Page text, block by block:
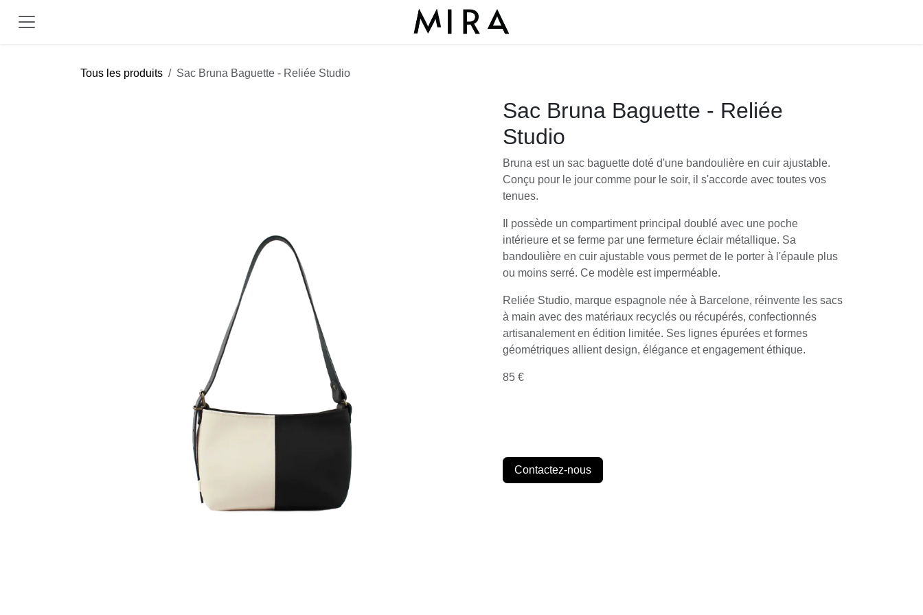
Tous les produits Sac Bruna Baguette - Reliée Studio
Sac Bruna Baguette - Reliée
Studio
Bruna est un sac baguette doté d'une bandoulière en cuir ajustable.
Conçu pour le jour comme pour le soir, il s'accorde avec toutes vos
tenues.
Il possède un compartiment principal doublé avec une poche
intérieure et se ferme par une fermeture éclair métallique. Sa
bandoulière en cuir ajustable vous permet de le porter à l'épaule plus
ou moins serré. Ce modèle est imperméable.
Reliée Studio, marque espagnole née à Barcelone, réinvente les sacs
à main avec des matériaux recyclés ou récupérés, confectionnés
artisanalement en édition limitée. Ses lignes épurées et formes
géométriques allient design, élégance et engagement éthique.
85 €
Contactez-nous